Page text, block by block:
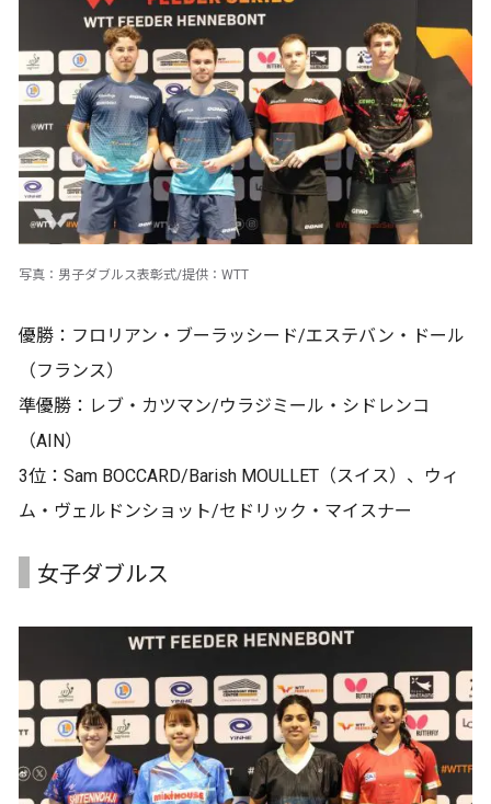
写真：男子ダブルス表彰式/提供：WTT
優勝：フロリアン・ブーラッシード/エステバン・ドール
（フランス）
準優勝：レブ・カツマン/ウラジミール・シドレンコ
（AIN）
3位：Sam BOCCARD/Barish MOULLET（スイス）、ウィ
ム・ヴェルドンショット/セドリック・マイスナー
女子ダブルス